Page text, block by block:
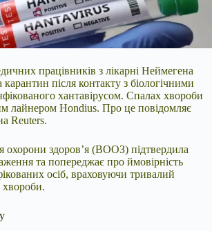
працівників з лікарні Неймегена
карантин після контакту з біологічними
хантавірусом. Спалах хвороби
лайнером Hondius. Про це повідомляє
Reuters.
охорони здоров’я (ВООЗ) підтвердила
та попереджає про ймовірність
осіб, враховуючи тривалий
хвороби.